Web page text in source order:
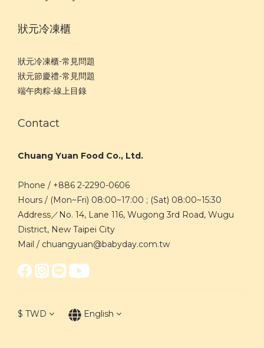
狀元冷凍櫃
狀元冷凍櫃-常見問題
狀元節慶禮-常見問題
端午肉粽-線上目錄
Contact
Chuang Yuan Food Co., Ltd.
Phone / +886 2-2290-0606
Hours / (Mon~Fri) 08:00~17:00 ; (Sat) 08:00~15:30
Address／No. 14, Lane 116, Wugong 3rd Road, Wugu
District, New Taipei City
Mail / chuangyuan@babyday.com.tw
$ TWD English